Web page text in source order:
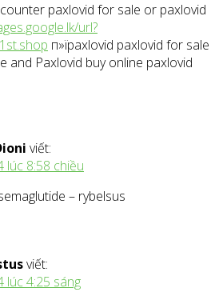
paxlovid for sale or paxlovid
url?
п»їpaxlovid paxlovid for sale
and Paxlovid buy online paxlovid
viết:
lúc 8:58 chiều
– rybelsus
viết:
lúc 4:25 sáng